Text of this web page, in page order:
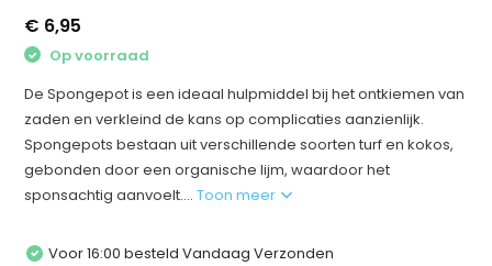
€ 6,95
Op voorraad
De Spongepot is een ideaal hulpmiddel bij het ontkiemen van
zaden en verkleind de kans op complicaties aanzienlijk.
Spongepots bestaan uit verschillende soorten turf en kokos,
gebonden door een organische lijm, waardoor het
sponsachtig aanvoelt....Toon meer
Voor 16:00 besteld Vandaag Verzonden